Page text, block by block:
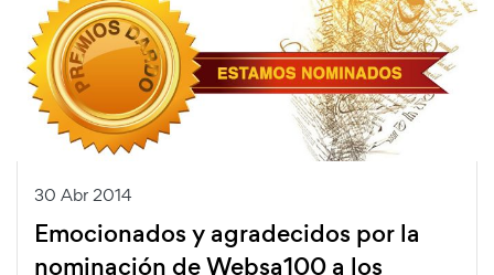
30 Abr 2014
Emocionados y agradecidos por la
nominación de Websa100 a los